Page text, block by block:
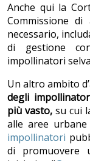
Anche qui la
Commissione
necessario,
di gestione
impollinatori
Un altro ambito
degli
più vasto, su cui
alle aree urbane
impollinatori
di promuovere